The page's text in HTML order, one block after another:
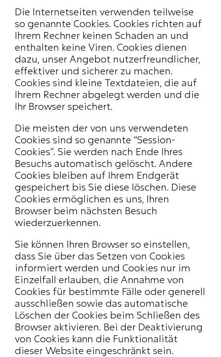
Die Internetseiten verwenden teilweise
so genannte Cookies. Cookies richten auf
Ihrem Rechner keinen Schaden an und
enthalten keine Viren. Cookies dienen
dazu, unser Angebot nutzerfreundlicher,
effektiver und sicherer zu machen.
Cookies sind kleine Textdateien, die auf
Ihrem Rechner abgelegt werden und die
Ihr Browser speichert.
Die meisten der von uns verwendeten
Cookies sind so genannte “Session-
Cookies”. Sie werden nach Ende Ihres
Besuchs automatisch gelöscht. Andere
Cookies bleiben auf Ihrem Endgerät
gespeichert bis Sie diese löschen. Diese
Cookies ermöglichen es uns, Ihren
Browser beim nächsten Besuch
wiederzuerkennen.
Sie können Ihren Browser so einstellen,
dass Sie über das Setzen von Cookies
informiert werden und Cookies nur im
Einzelfall erlauben, die Annahme von
Cookies für bestimmte Fälle oder generell
ausschließen sowie das automatische
Löschen der Cookies beim Schließen des
Browser aktivieren. Bei der Deaktivierung
von Cookies kann die Funktionalität
dieser Website eingeschränkt sein.